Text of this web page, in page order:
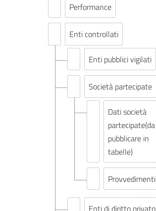
Performance
Enti controllati
Enti pubblici vigilati
Società partecipate
Dati società
partecipate(da
pubblicare in
tabelle)
Provvedimenti
Enti di diritto privato